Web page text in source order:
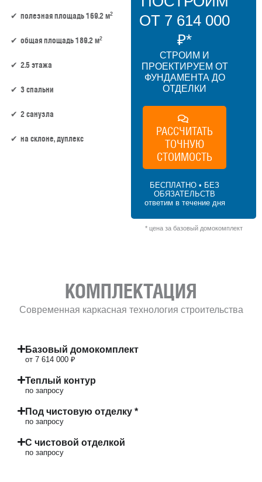
полезная площадь 169.2 м2
общая площадь 189.2 м2
2.5 этажа
3 спальни
2 санузла
на склоне, дуплекс
ОТ 7 614 000
₽*
СТРОИМ И
ПРОЕКТИРУЕМ ОТ
ФУНДАМЕНТА ДО
ОТДЕЛКИ
РАССЧИТАТЬ
ТОЧНУЮ
СТОИМОСТЬ
БЕСПЛАТНО • БЕЗ
ОБЯЗАТЕЛЬСТВ
ответим в течение дня
* цена за базовый домокомплект
КОМПЛЕКТАЦИЯ
Современная каркасная технология строительства
Базовый домокомплект
от 7 614 000 ₽
Теплый контур
по запросу
Под чистовую отделку *
по запросу
С чистовой отделкой
по запросу